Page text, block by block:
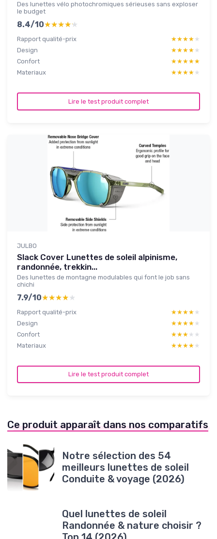
Des lunettes vélo photochromiques sérieuses sans exploser
le budget
8.4/10★★★★★
★★★★★
Rapport qualité-prix ★★★★★
★★★★★
Design
★★★★★
★★★★★
Confort
★★★★★
★★★★★
Materiaux
★★★★★
★★★★★
Lire le test produit complet
JULBO
Slack Cover Lunettes de soleil alpinisme,
randonnée, trekkin...
Des lunettes de montagne modulables qui font le job sans
chichi
7.9/10★★★★★
★★★★★
Rapport qualité-prix ★★★★★
★★★★★
Design
★★★★★
★★★★★
Confort
★★★★★
★★★★★
Materiaux
★★★★★
★★★★★
Lire le test produit complet
Ce produit apparaît dans nos comparatifs
Notre sélection des 54
meilleurs lunettes de soleil
Conduite & voyage (2026)
Quel lunettes de soleil
Randonnée & nature choisir ?